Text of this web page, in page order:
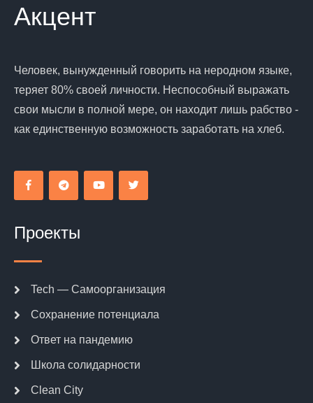
Акцент
Человек, вынужденный говорить на неродном языке,
теряет 80% своей личности. Неспособный выражать
свои мысли в полной мере, он находит лишь рабство -
как единственную возможность заработать на хлеб.
Проекты
Tech — Самоорганизация
Сохранение потенциала
Ответ на пандемию
Школа солидарности
Clean City